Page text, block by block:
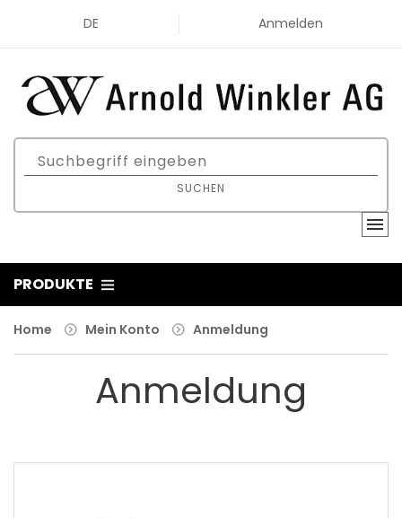
DE Anmelden
SUCHEN
PRODUKTE
Home Mein Konto Anmeldung
Anmeldung